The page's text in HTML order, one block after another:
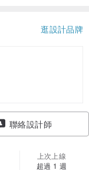
逛設計品牌
聯絡設計師
上次上線
超過 1 週